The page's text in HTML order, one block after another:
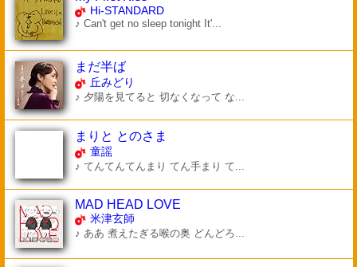
Hi-STANDARD
♪ Can't get no sleep tonight It'...
まだ半ば
丘みどり
♪ 夕陽を見てると 切なくなって な...
まりと とのさま
童謡
♪ てんてんてんまり てん手まり て...
MAD HEAD LOVE
米津玄師
♪ ああ 煮えたぎる喉の奥 どんどろ...